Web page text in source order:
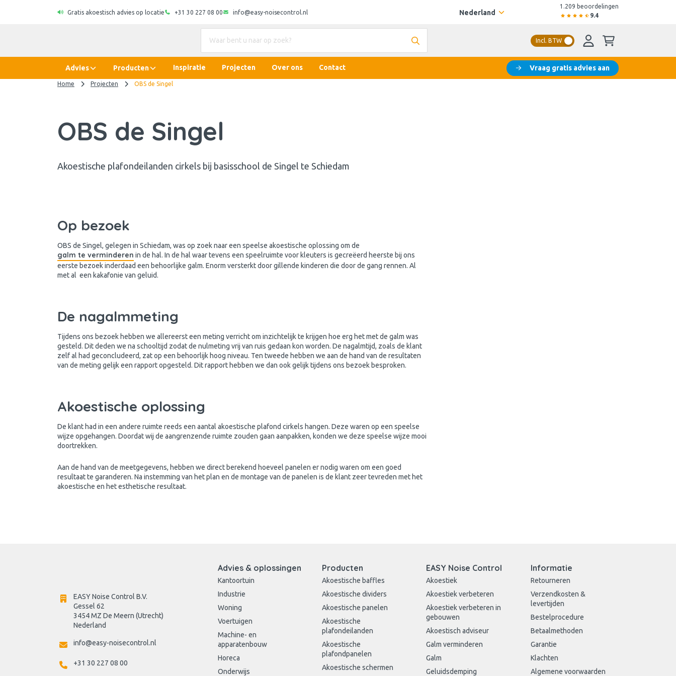
Gratis akoestisch advies op locatie +31 30 227 08 00 info@easy-noisecontrol.nl Nederland
1.209 beoordelingen
9.4
Incl. BTW
Advies Producten Inspiratie Projecten Over ons Contact Vraag gratis advies aan
Home Projecten OBS de Singel
OBS de Singel
Akoestische plafondeilanden cirkels bij basisschool de Singel te Schiedam
Op bezoek
OBS de Singel, gelegen in Schiedam, was op zoek naar een speelse akoestische oplossing om de
galm te verminderen in de hal. In de hal waar tevens een speelruimte voor kleuters is gecreëerd heerste bij ons
eerste bezoek inderdaad een behoorlijke galm. Enorm versterkt door gillende kinderen die door de gang rennen. Al
met al een kakafonie van geluid.
De nagalmmeting
Tijdens ons bezoek hebben we allereerst een meting verricht om inzichtelijk te krijgen hoe erg het met de galm was
gesteld. Dit deden we na schooltijd zodat de nulmeting vrij van ruis gedaan kon worden. De nagalmtijd, zoals de klant
zelf al had geconcludeerd, zat op een behoorlijk hoog niveau. Ten tweede hebben we aan de hand van de resultaten
van de meting gelijk een rapport opgesteld. Dit rapport hebben we dan ook gelijk tijdens ons bezoek besproken.
Akoestische oplossing
De klant had in een andere ruimte reeds een aantal akoestische plafond cirkels hangen. Deze waren op een speelse
wijze opgehangen. Doordat wij de aangrenzende ruimte zouden gaan aanpakken, konden we deze speelse wijze mooi
doortrekken.
Aan de hand van de meetgegevens, hebben we direct berekend hoeveel panelen er nodig waren om een goed
resultaat te garanderen. Na instemming van het plan en de montage van de panelen is de klant zeer tevreden met het
akoestische en het esthetische resultaat.
EASY Noise Control B.V.
Gessel 62
3454 MZ De Meern (Utrecht)
Nederland
info@easy-noisecontrol.nl
+31 30 227 08 00
Advies & oplossingen
Kantoortuin
Industrie
Woning
Voertuigen
Machine- en
apparatenbouw
Horeca
Onderwijs
Producten
Akoestische baffles
Akoestische dividers
Akoestische panelen
Akoestische
plafondeilanden
Akoestische
plafondpanelen
Akoestische schermen
EASY Noise Control
Akoestiek
Akoestiek verbeteren
Akoestiek verbeteren in
gebouwen
Akoestisch adviseur
Galm verminderen
Galm
Geluidsdemping
Informatie
Retourneren
Verzendkosten &
levertijden
Bestelprocedure
Betaalmethoden
Garantie
Klachten
Algemene voorwaarden